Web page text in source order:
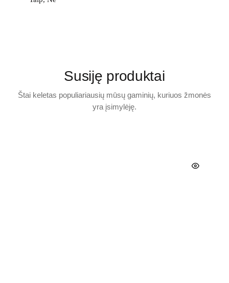
Susiję produktai
Štai keletas populiariausių mūsų gaminių, kuriuos žmonės
yra įsimylėję.